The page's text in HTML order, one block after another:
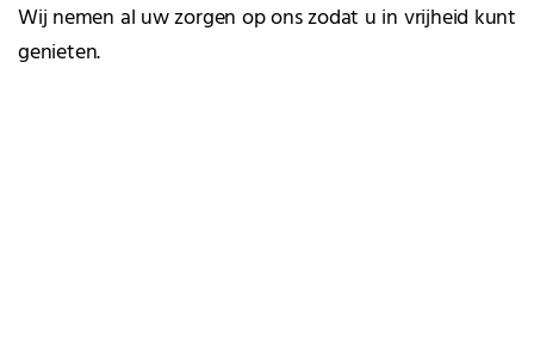
Wij nemen al uw zorgen op ons zodat u in vrijheid kunt
genieten.